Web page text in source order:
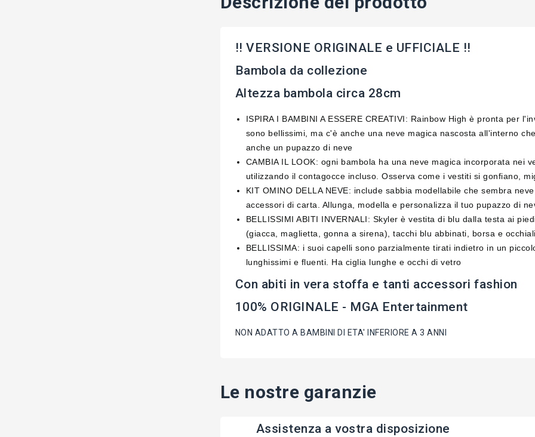
!! VERSIONE ORIGINALE e UFFICIALE !!
Bambola da collezione
Altezza bambola circa 28cm
ISPIRA I BAMBINI A ESSERE CREATIVI: Rainbow High è pronta per
sono bellissimi, ma c'è anche una neve magica nascosta all'interno
anche un pupazzo di neve
CAMBIA IL LOOK: ogni bambola ha una neve magica incorporata nei
utilizzando il contagocce incluso. Osserva come i vestiti si gonfiano,
KIT OMINO DELLA NEVE: include sabbia modellabile che sembra
accessori di carta. Allunga, modella e personalizza il tuo pupazzo di
BELLISSIMI ABITI INVERNALI: Skyler è vestita di blu dalla testa ai
(giacca, maglietta, gonna a sirena), tacchi blu abbinati, borsa e
BELLISSIMA: i suoi capelli sono parzialmente tirati indietro in un
lunghissimi e fluenti. Ha ciglia lunghe e occhi di vetro
Con abiti in vera stoffa e tanti accessori fashion
100% ORIGINALE - MGA Entertainment
NON ADATTO A BAMBINI DI ETA' INFERIORE A 3 ANNI
Le nostre garanzie
Assistenza a vostra disposizione